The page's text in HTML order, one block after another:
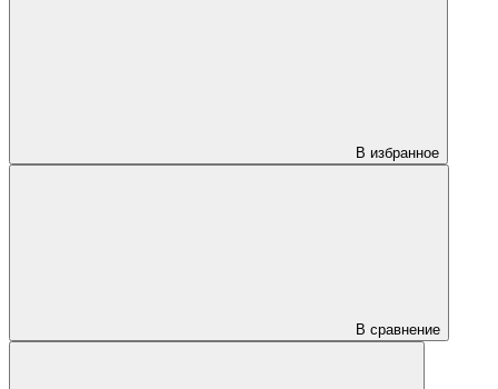
В избранное
В сравнение